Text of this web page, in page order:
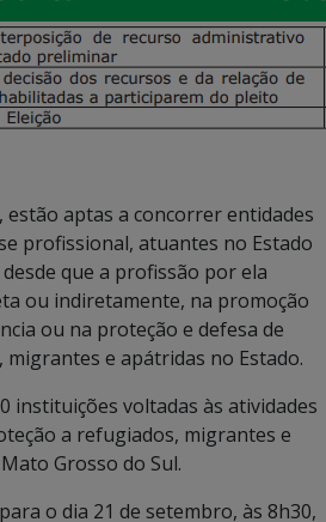
aptas a concorrer entidades
profissional, atuantes no Estado
que a profissão por ela
ou indiretamente, na promoção
ou na proteção e defesa de
e apátridas no Estado.
instituições voltadas às atividades
a refugiados, migrantes e
Grosso do Sul.
o dia 21 de setembro, às 8h30,